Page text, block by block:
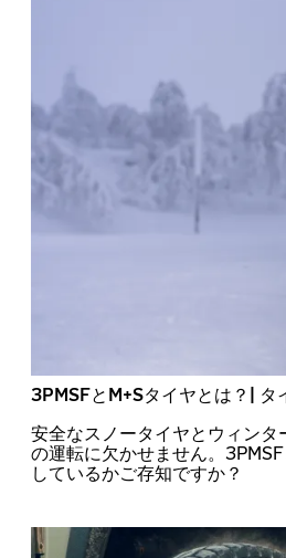
3PMSFとM+Sタイヤとは？| タ
安全なスノータイヤとウィン
の運転に欠かせません。
しているかご存知ですか？